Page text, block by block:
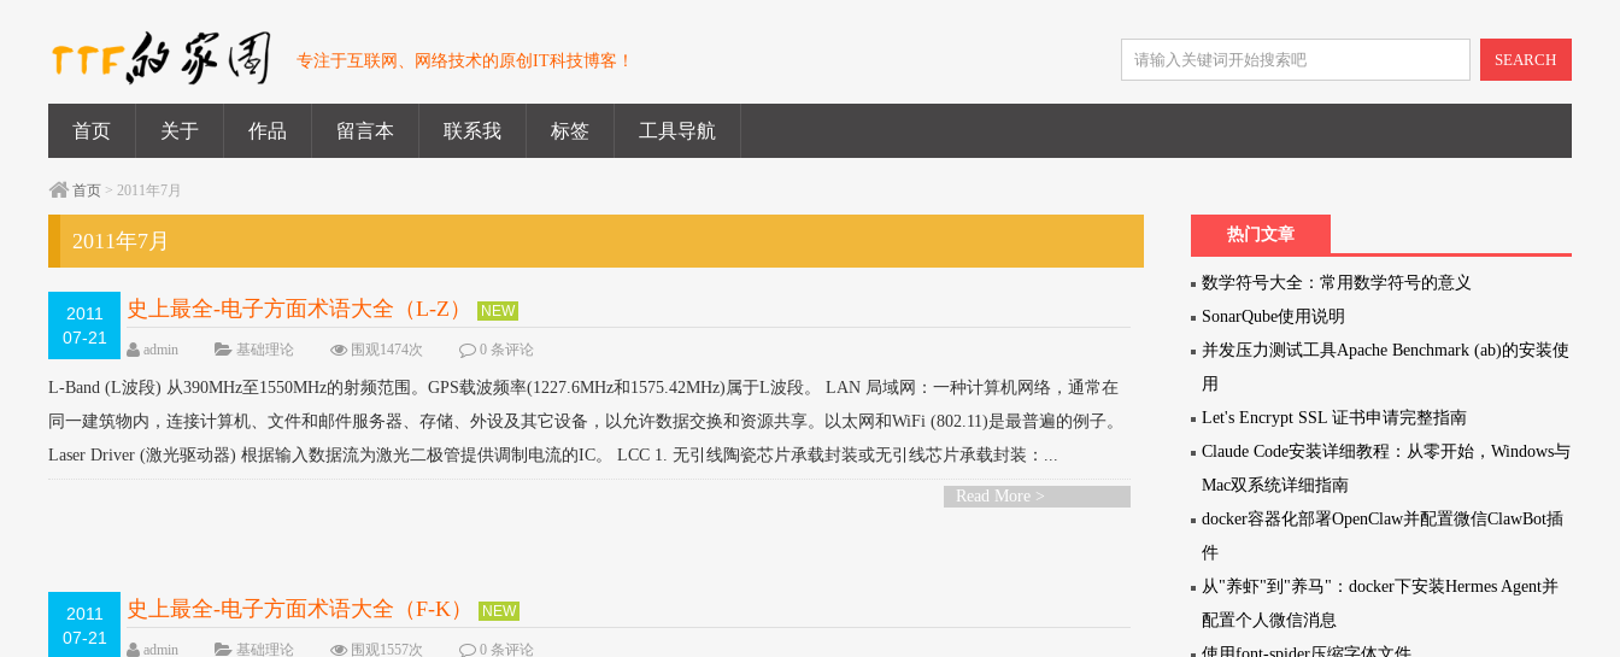
专注于互联网、网络技术的原创IT科技博客！ SEARCH
首页 关于 作品 留言本 联系我 标签 工具导航
首页 > 2011年7月
2011年7月
2011
07-21
史上最全-电子方面术语大全（L-Z） NEW
admin 基础理论 围观1474次 0 条评论
L-Band (L波段) 从390MHz至1550MHz的射频范围。GPS载波频率(1227.6MHz和1575.42MHz)属于L波段。 LAN 局域网：一种计算机网络，通常在
同一建筑物内，连接计算机、文件和邮件服务器、存储、外设及其它设备，以允许数据交换和资源共享。以太网和WiFi (802.11)是最普遍的例子。
Laser Driver (激光驱动器) 根据输入数据流为激光二极管提供调制电流的IC。 LCC 1. 无引线陶瓷芯片承载封装或无引线芯片承载封装：...
Read More >
2011
07-21
史上最全-电子方面术语大全（F-K） NEW
admin 基础理论 围观1557次 0 条评论
热门文章
数学符号大全：常用数学符号的意义
SonarQube使用说明
并发压力测试工具Apache Benchmark (ab)的安装使
用
Let's Encrypt SSL 证书申请完整指南
Claude Code安装详细教程：从零开始，Windows与
Mac双系统详细指南
docker容器化部署OpenClaw并配置微信ClawBot插
件
从"养虾"到"养马"：docker下安装Hermes Agent并
配置个人微信消息